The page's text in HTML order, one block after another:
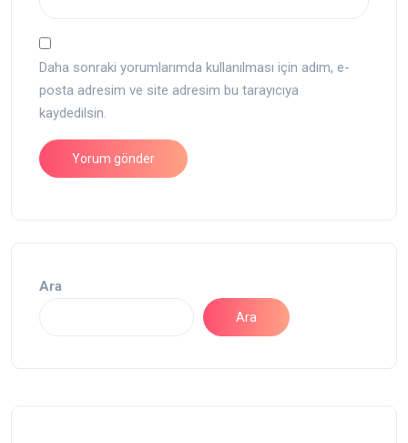
Daha sonraki yorumlarımda kullanılması için adım, e-
posta adresim ve site adresim bu tarayıcıya
kaydedilsin.
Ara
Ara